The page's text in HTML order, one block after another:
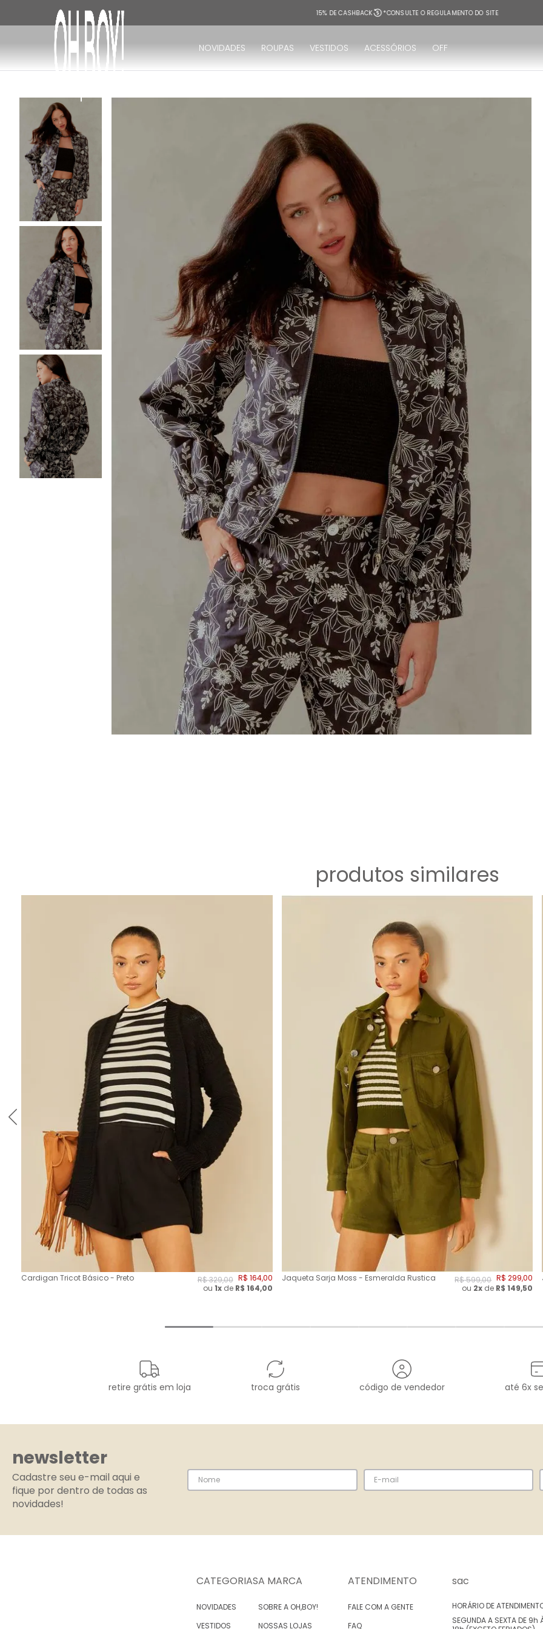
15% DE CASHBACK *CONSULTE O REGULAMENTO DO SITE
NOVIDADES ROUPAS VESTIDOS ACESSÓRIOS OFF
produtos similares
Cardigan Tricot Básico - Preto R$329,00 R$ 164,00
ou 1xde R$ 164,00
Jaqueta Sarja Moss - Esmeralda Rustica R$599,00 R$ 299,00
ou 2x de R$149,50
retire grátis em loja troca grátis código de vendedor até 6x
newsletter
Cadastre seu e-mail aqui e
fique por dentro de todas as
novidades!
CATEGORIAS
NOVIDADES
VESTIDOS
A MARCA
SOBRE A OH,BOY!
NOSSAS LOJAS
ATENDIMENTO
FALE COM A GENTE
FAQ
sac
HORÁRIO DE
SEGUNDA A SEXTA DE 9h
TERMOS MAIS BUSCADOS
vestido
vestido longo
3º
blusa
vestido midi
calça
vestido curto
tricot
calça jeans
macacão
10º short